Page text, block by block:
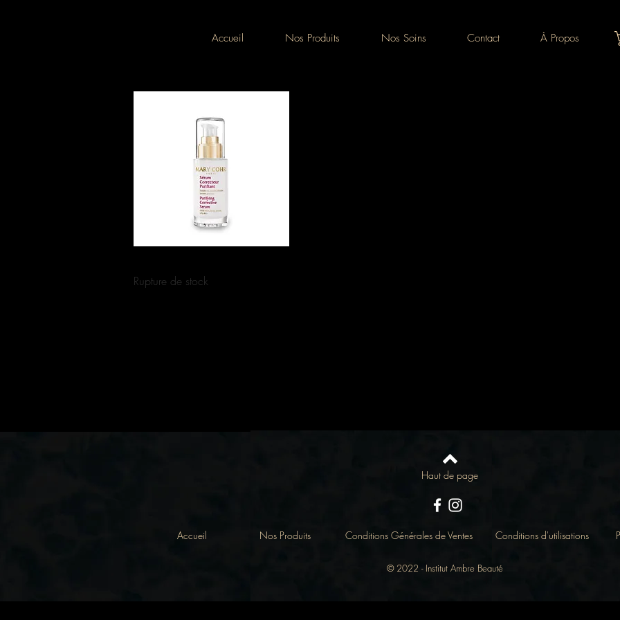
Accueil Nos Produits Nos Soins Contact À Propos
Rupture de stock
Haut de page
Accueil Nos Produits Conditions Générales de Ventes Conditions d'utilisations
© 2022 - Institut Ambre Beauté